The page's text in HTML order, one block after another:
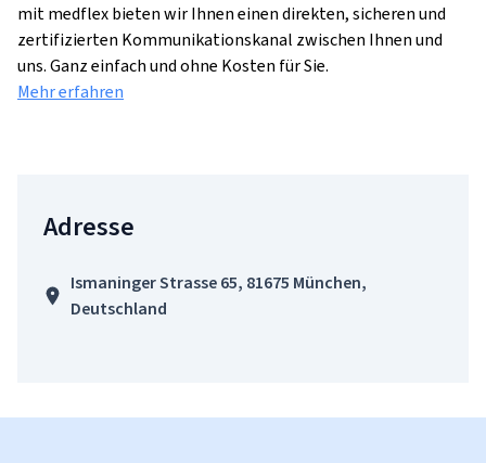
mit medflex bieten wir Ihnen einen direkten, sicheren und
zertifizierten Kommunikationskanal zwischen Ihnen und
uns. Ganz einfach und ohne Kosten für Sie.
Mehr erfahren
Adresse
Ismaninger Strasse 65, 81675 München,
Deutschland